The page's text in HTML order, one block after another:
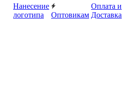
Нанесение
логотипа
Оптовикам
Оплата и
Доставка